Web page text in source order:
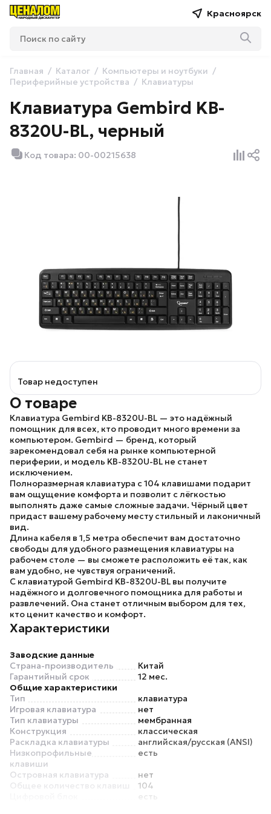
Красноярск
Главная Каталог
Компьютеры и ноутбуки
Периферийные устройства
Клавиатуры
Клавиатура Gembird KB-
8320U-BL, черный
Код товара: 00-00215638
Товар недоступен
О товаре
Клавиатура Gembird KB-8320U-BL — это надёжный
помощник для всех, кто проводит много времени за
компьютером. Gembird — бренд, который
зарекомендовал себя на рынке компьютерной
периферии, и модель KB-8320U-BL не станет
исключением.
Полноразмерная клавиатура с 104 клавишами подарит
вам ощущение комфорта и позволит с лёгкостью
выполнять даже самые сложные задачи. Чёрный цвет
придаст вашему рабочему месту стильный и лаконичный
вид.
Длина кабеля в 1,5 метра обеспечит вам достаточно
свободы для удобного размещения клавиатуры на
рабочем столе — вы сможете расположить её так, как
вам удобно, не чувствуя ограничений.
С клавиатурой Gembird KB-8320U-BL вы получите
надёжного и долговечного помощника для работы и
развлечений. Она станет отличным выбором для тех,
кто ценит качество и комфорт.
Характеристики
Заводские данные
Страна-производитель
Китай
Гарантийный срок
12 мес.
Общие характеристики
Тип
клавиатура
Игровая клавиатура
нет
Тип клавиатуры
мембранная
Конструкция
классическая
Раскладка клавиатуры
английская/русская (ANSI)
Низкопрофильные
клавиши
есть
Островная клавиатура
нет
Общее количество клавиш
104
есть